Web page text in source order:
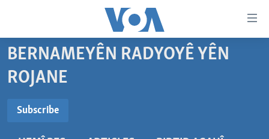
Yekser
here
naveroka
Yekser
NÛÇE
VÎDYO GALERÎ
HERÊMÊN KURDAN
BERNAMEYÊN RADYOYÊ YÊN
ROJANE
Subscribe